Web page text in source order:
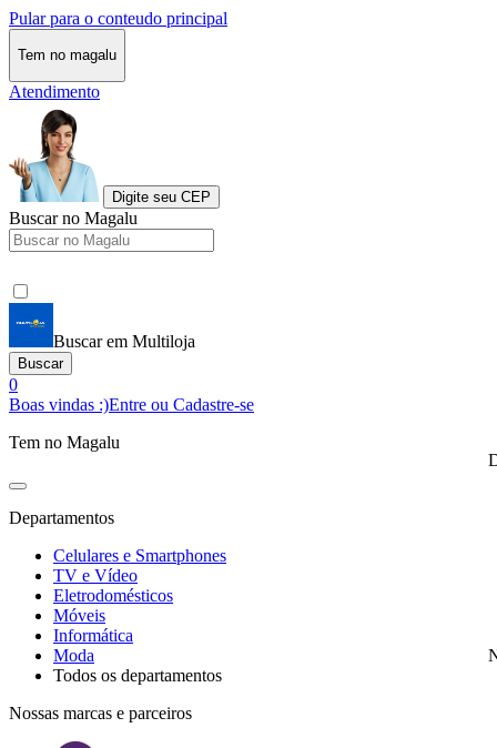
Pular para o conteudo principal
Tem no magalu
Atendimento
Digite seu CEP
Buscar no Magalu
Buscar em Multiloja
Buscar
0
Boas vindas :)Entre ou Cadastre-se
Tem no Magalu
Departamentos
Celulares e Smartphones
TV e Vídeo
Eletrodomésticos
Móveis
Informática
Moda
Todos os departamentos
Nossas marcas e parceiros